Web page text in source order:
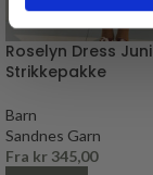
Roselyn Dress
Strikkepakke
Barn
Sandnes Garn
Fra kr 345,00